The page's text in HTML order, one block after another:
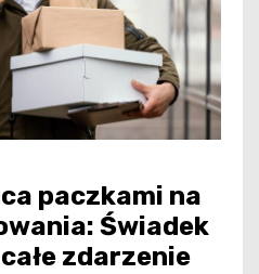
paczkami na
Świadek
zdarzenie